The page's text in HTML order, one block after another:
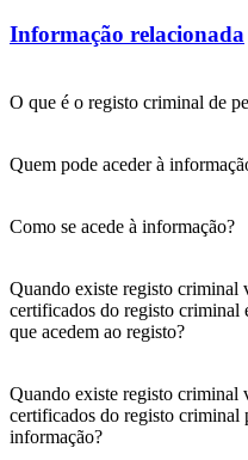
Informação relacionada
O que é o registo criminal de
Quem pode aceder à
Como se acede à informação?
Quando existe registo criminal
certificados do registo criminal
que acedem ao registo?
Quando existe registo criminal
certificados do registo criminal
informação?